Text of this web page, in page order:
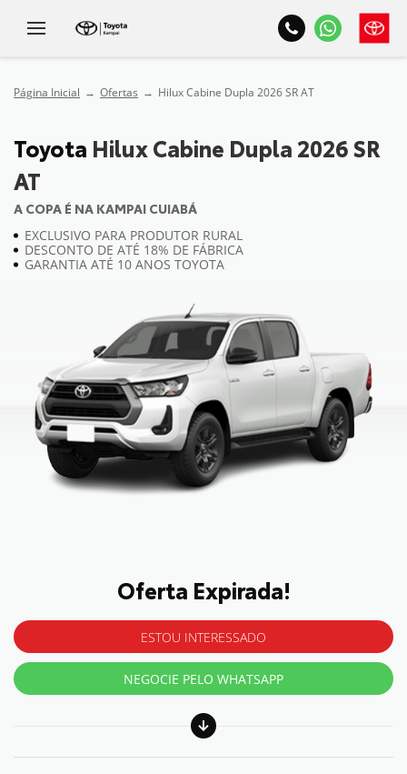
Página Inicial Ofertas Hilux Cabine Dupla 2026 SR AT
Toyota Hilux Cabine Dupla 2026 SR
AT
A COPA É NA KAMPAI CUIABÁ
EXCLUSIVO PARA PRODUTOR RURAL
DESCONTO DE ATÉ 18% DE FÁBRICA
GARANTIA ATÉ 10 ANOS TOYOTA
Oferta Expirada!
ESTOU INTERESSADO
NEGOCIE PELO WHATSAPP